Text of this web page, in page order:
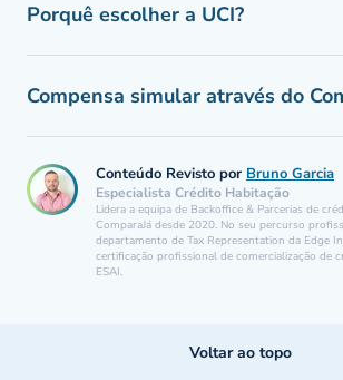
Porquê escolher a UCI?
Compensa simular através do
Conteúdo Revisto por Bruno Garcia
Especialista Crédito Habitação
Lidera a equipa de Backoffice & Parcerias de
ComparaJá desde 2020. No seu percurso
departamento de Tax Representation da Edge
certificação profissional de comercialização de
ESAI.
Voltar ao topo